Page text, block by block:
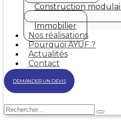
Construction
Immobilier
Nos réalisations
Pourquoi AYUF ?
Actualités
Contact
DEMANDER UN DEVIS